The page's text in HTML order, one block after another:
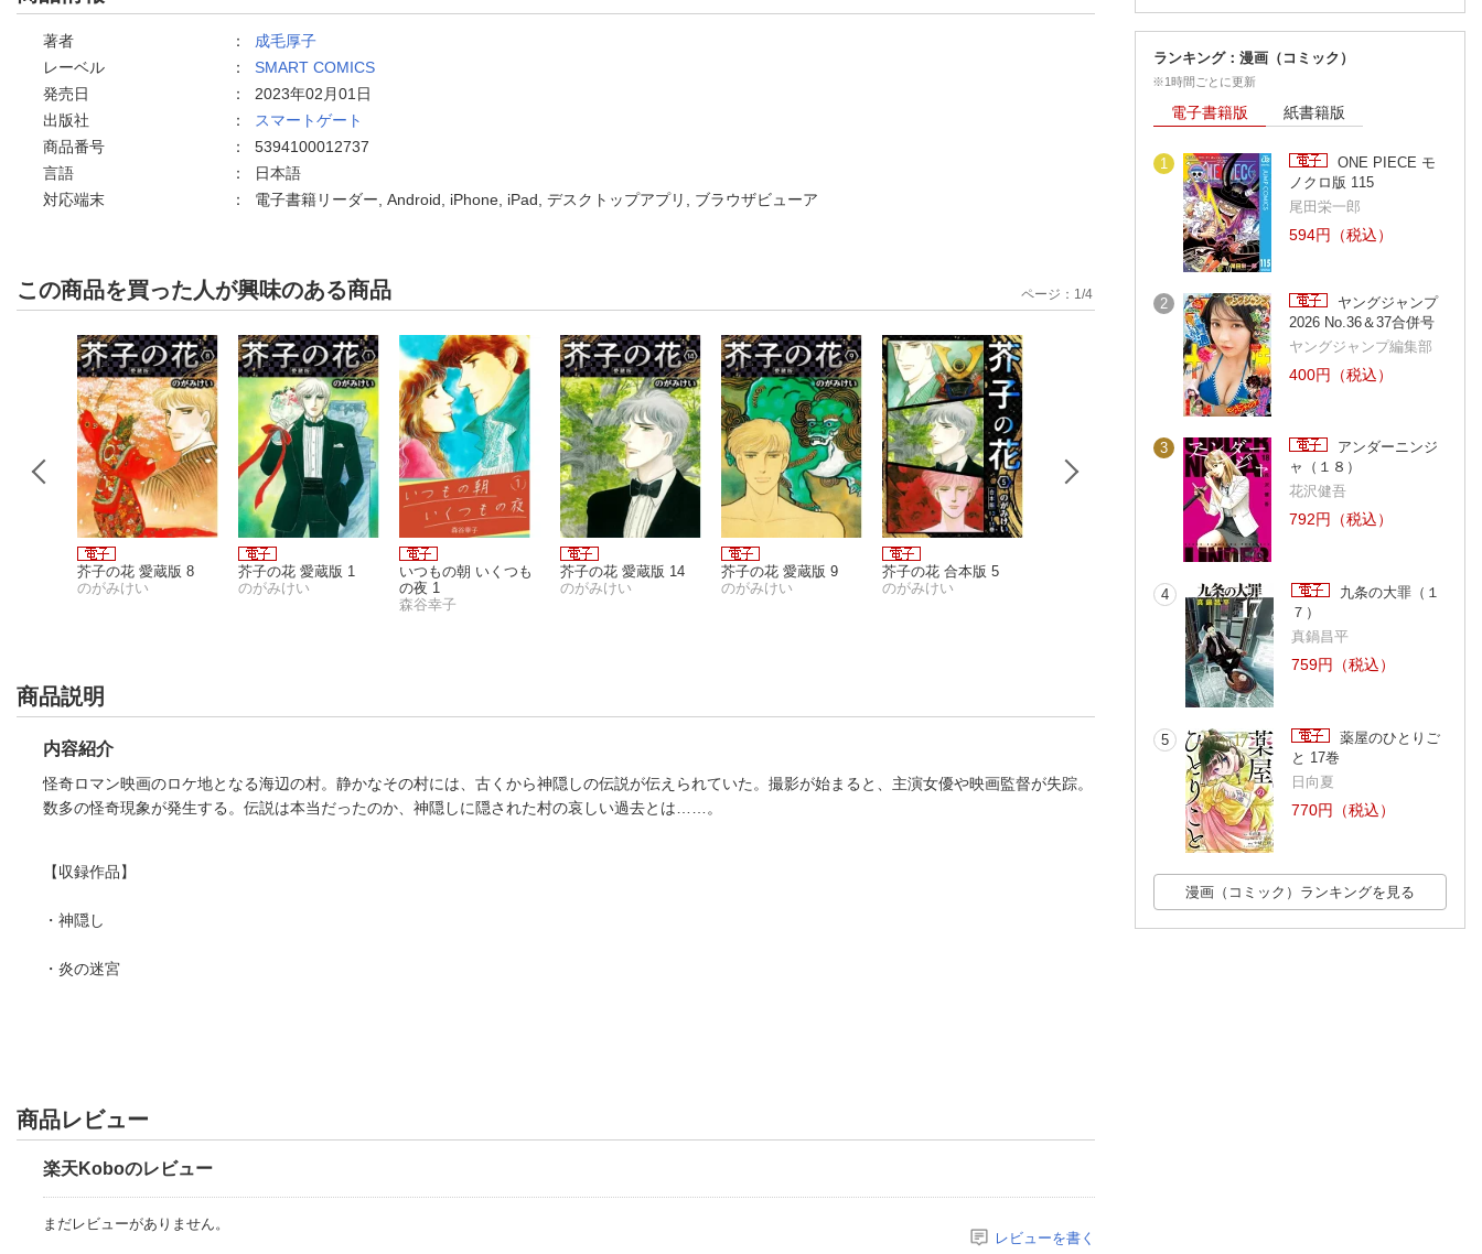
著者 ： 成毛厚子
レーベル
： SMART COMICS
発売日
： 2023年02月01日
出版社
：
スマートゲート
商品番号
： 5394100012737
言語
：
日本語
対応端末
： 電子書籍リーダー, Android, iPhone, iPad, デスクトップアプリ, ブラウザビューア
この商品を買った人が興味のある商品
芥子の花 愛蔵版 8
のがみけい
芥子の花 愛蔵版 1
のがみけい
いつもの朝 いくつも
の夜 1
森谷幸子
芥子の花 愛蔵版 14
のがみけい
芥子の花 愛蔵版 9
のがみけい
芥子の花 合本版 5
のがみけい
ム 6
森谷幸子
ム 4
森谷幸子
ページ： 1 /4
商品説明
内容紹介
怪奇ロマン映画のロケ地となる海辺の村。静かなその村には、古くから神隠しの伝説が伝えられていた。撮影が始まると、主演女優や映画監督が失踪。
数多の怪奇現象が発生する。伝説は本当だったのか、神隠しに隠された村の哀しい過去とは……。
【収録作品】
・神隠し
・炎の迷宮
商品レビュー
楽天Koboのレビュー
まだレビューがありません。
レビューを書く
ランキング：漫画（コミック）
※1時間ごとに更新
電子書籍版 紙書籍版
1
ONE PIECE モ
ノクロ版 115
尾田栄一郎
594円（税込）
2
ヤングジャンプ
2026 No.36＆37合併号
ヤングジャンプ編集部
400円（税込）
3
アンダーニンジ
ャ（１８）
花沢健吾
792円（税込）
4
九条の大罪（１
７）
真鍋昌平
759円（税込）
5
薬屋のひとりご
と 17巻
日向夏
770円（税込）
漫画（コミック）ランキングを見る